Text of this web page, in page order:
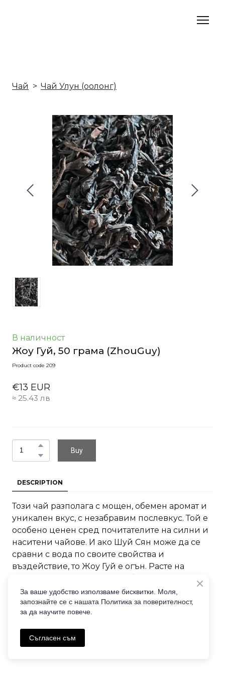
Чай Чай Улун (оолонг)
В наличност
Жоу Гуй, 50 грама (ZhouGuy)
Product code 209
€13 EUR
≈ 25.43 лв
Buy
DESCRIPTION
Този чай разполага с мощен, обемен аромат и
уникален вкус, с незабравим послевкус. Той е
особено ценен сред почитателите на силни и
наситени чайове. И ако Шуй Сян може да се
сравни с вода по своите свойства и
въздействие, то Жоу Гуй е огън. Расте на
Ча Чанг.
За ваше удобство използваме бисквитки. Моля,
запознайте се с нашата Политика за поверителност,
за да научите повече.
Съгласен съм